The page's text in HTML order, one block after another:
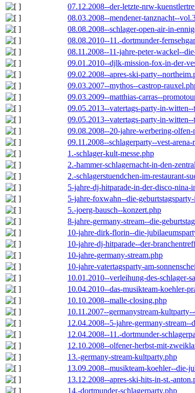
07.12.2008--der-letzte-nrw-
08.03.2008--mendener-tanznacht--
08.08.2008--schlager-open-air-in-
08.08.2010--11.-dortmunder-
08.11.2008--11-jahre-peter-wackel--
09.01.2010--djlk-mission-fox-in-der-
09.02.2008--apres-ski-party--
09.03.2007--mythos--castrop-
09.03.2009--matthias-carras--
09.05.2013--vatertags-party-in-
09.05.2013--vatertags-party-in-
09.08.2008--20-jahre-werbering-
09.11.2008--schlagerparty--vest-
1.-schlager-kult-messe.php
2.-hammer-schlagernacht-in-den-
2.-schlagerstuendchen-im-restaurant-
5-jahre-dj-hitparade-in-der-disco-nina-
5-jahre-foxwahn--die-
5.-joerg-bausch--konzert.php
8-jahre-germany-stream--die-
10-jahre-dirk-florin--die-
10-jahre-dj-hitparade--der-
10-jahre-germany-stream.php
10-jahre-vatertagsparty-am-
10.01.2010--verleihung-des-schlager-
10.04.2010--das-musikteam-koehler-
10.10.2008--malle-closing.php
10.11.2007--germanystream-
12.04.2008--5-jahre-germany-stream--
12.04.2008--11.-dortmunder-
12.10.2008--olfener-herbst-mit-
13.-germany-stream-kultparty.php
13.09.2008--musikteam-koehler--die-
13.12.2008--apres-ski-hits-in-st.-
14.-dortmunder-schlagerparty.php